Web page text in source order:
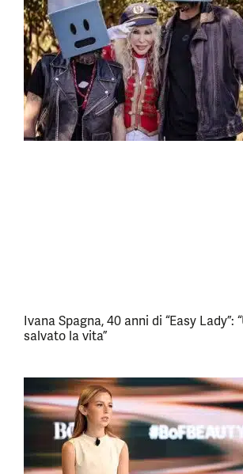
Ivana Spagna, 40 anni di “Easy Lady”:
salvato la vita”